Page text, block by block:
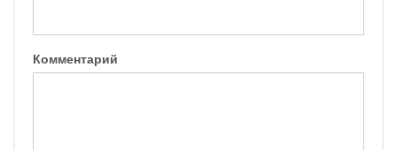
Комментарий